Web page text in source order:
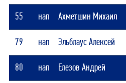
55 нап Ахметшин Михаил
79 нап Эльблаус Алексей
80 нап Елезов Андрей